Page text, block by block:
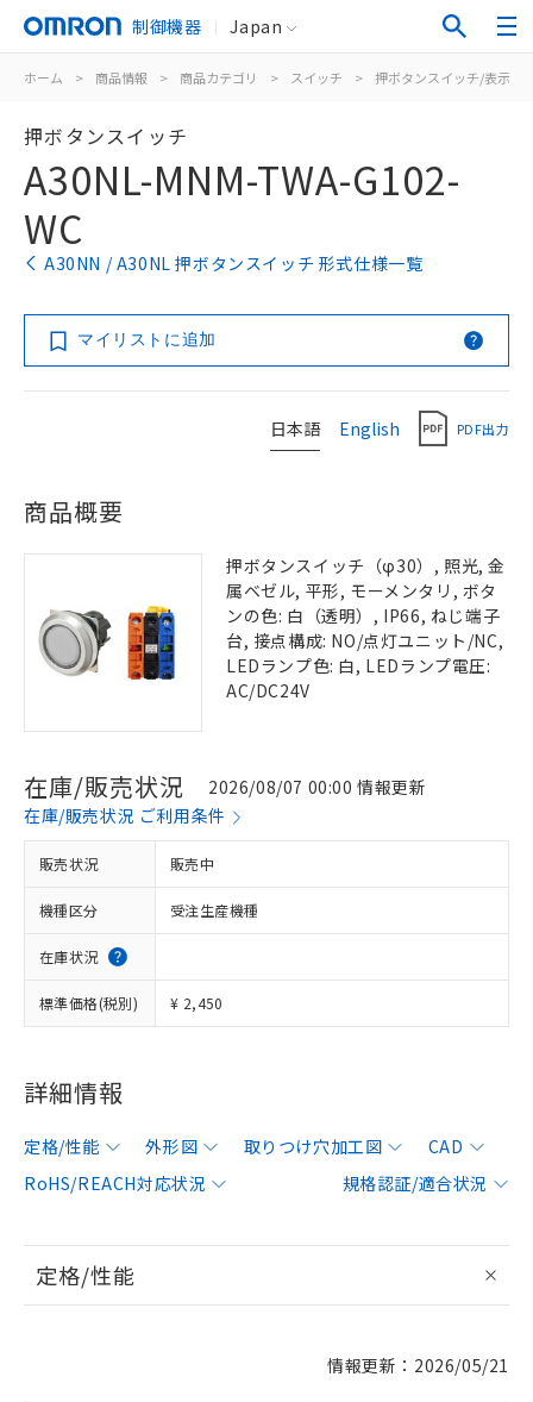
制御機器 Japan
ホーム > 商品情報 > 商品カテゴリ > スイッチ > 押ボタンスイッチ/表示灯
押ボタンスイッチ
A30NL-MNM-TWA-G102-
WC
A30NN / A30NL 押ボタンスイッチ 形式仕様一覧
マイリストに追加
日本語 English PDF出力
商品概要
押ボタンスイッチ（φ30）, 照光, 金
属ベゼル, 平形, モーメンタリ, ボタ
ンの色: 白（透明）, IP66, ねじ端子
台, 接点構成: NO/点灯ユニット/NC,
LEDランプ色: 白, LEDランプ電圧:
AC/DC24V
在庫/販売状況
2026/08/07 00:00 情報更新
在庫/販売状況 ご利用条件
販売状況 販売中
機種区分 受注生産機種
在庫状況
標準価格(税別) ¥ 2,450
詳細情報
定格/性能 外形図 取りつけ穴加工図
CAD
RoHS/REACH対応状況
規格認証/適合状況
定格/性能
情報更新：2026/05/21